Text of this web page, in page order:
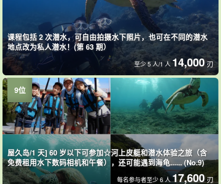
课程包括 2 次潜水，可自由拍摄水下照片，也可在不同的潜水
地点改为私人潜水！(第 63 期）
至少 5 人/1 人14,000 刃
屋久岛/1 天] 60 岁以下可参加☆河上皮艇和潜水体验之旅（含
免费租用水下数码相机和午餐），还可能遇到海龟...... (No.9)
每名参与者至少 6 人 17,600 刃